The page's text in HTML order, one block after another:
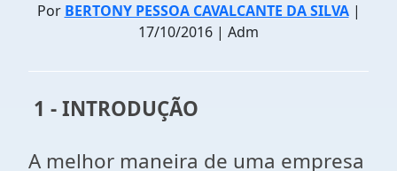
Por BERTONY PESSOA CAVALCANTE DA SILVA|
17/10/2016 | Adm
1 - INTRODUÇÃO
A melhor maneira de uma empresa